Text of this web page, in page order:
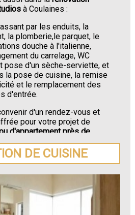
à Coulaines :
par les enduits, la
la plomberie,le parquet, le
douche à l'italienne,
du carrelage, WC
pose d'un sèche-serviette, et
la pose de cuisine, la remise
et le remplacement des
d'entrée.
d'un rendez-vous et
pour votre projet de
d'appartement près de
DE CUISINE